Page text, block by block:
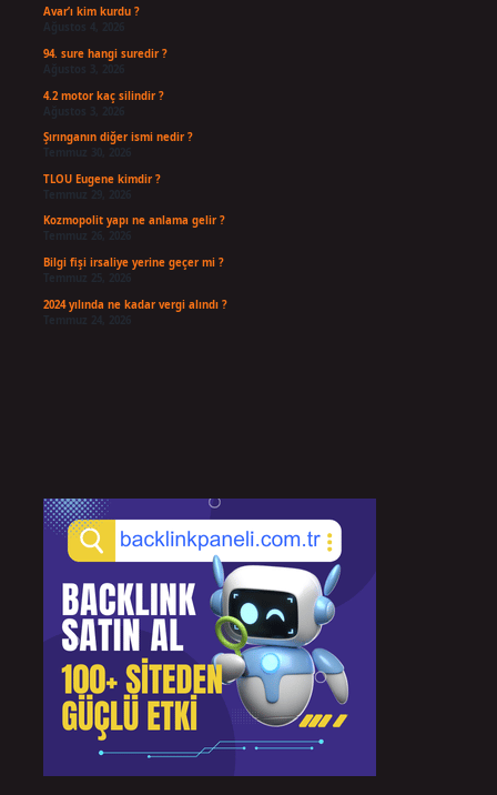
Avar’ı kim kurdu ?
Ağustos 4, 2026
94. sure hangi suredir ?
Ağustos 3, 2026
4.2 motor kaç silindir ?
Ağustos 3, 2026
Şırınganın diğer ismi nedir ?
TLOU Eugene kimdir ?
Temmuz 29, 2026
Kozmopolit yapı ne anlama gelir ?
Bilgi fişi irsaliye yerine geçer mi ?
Temmuz 25, 2026
2024 yılında ne kadar vergi alındı ?